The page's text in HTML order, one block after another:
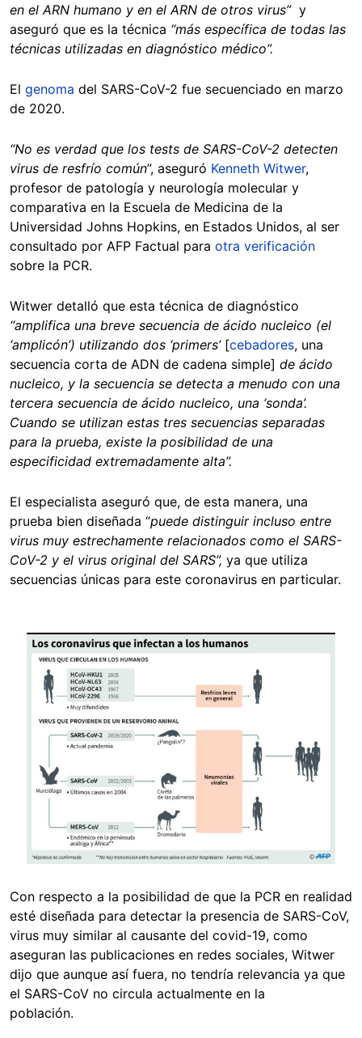
en el ARN humano y en el ARN de otros virus” y
aseguró que es la técnica “más específica de todas las
técnicas utilizadas en diagnóstico médico”.
El genoma del SARS-CoV-2 fue secuenciado en marzo
de 2020.
“No es verdad que los tests de SARS-CoV-2 detecten
virus de resfrío común”, aseguró Kenneth Witwer,
profesor de patología y neurología molecular y
comparativa en la Escuela de Medicina de la
Universidad Johns Hopkins, en Estados Unidos, al ser
consultado por AFP Factual para otra verificación
sobre la PCR.
Witwer detalló que esta técnica de diagnóstico
“amplifica una breve secuencia de ácido nucleico (el
‘amplicón’) utilizando dos ‘primers’ [cebadores, una
secuencia corta de ADN de cadena simple] de ácido
nucleico, y la secuencia se detecta a menudo con una
tercera secuencia de ácido nucleico, una ‘sonda’.
Cuando se utilizan estas tres secuencias separadas
para la prueba, existe la posibilidad de una
especificidad extremadamente alta”.
El especialista aseguró que, de esta manera, una
prueba bien diseñada “puede distinguir incluso entre
virus muy estrechamente relacionados como el SARS-
CoV-2 y el virus original del SARS”, ya que utiliza
secuencias únicas para este coronavirus en particular.
Image
Con respecto a la posibilidad de que la PCR en realidad
esté diseñada para detectar la presencia de SARS-CoV,
virus muy similar al causante del covid-19, como
aseguran las publicaciones en redes sociales, Witwer
dijo que aunque así fuera, no tendría relevancia ya que
el SARS-CoV no circula actualmente en la
población.